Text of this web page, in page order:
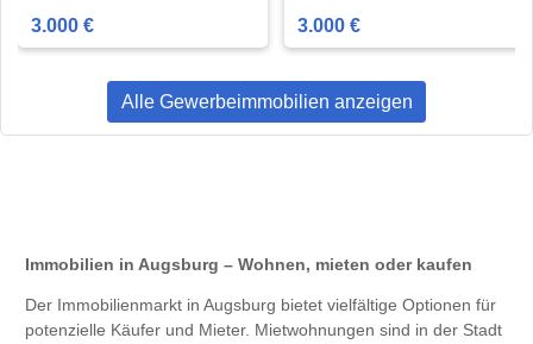
3.000 € 3.000 €
Alle Gewerbeimmobilien anzeigen
Immobilien in Augsburg – Wohnen, mieten oder kaufen
Der Immobilienmarkt in Augsburg bietet vielfältige Optionen für
potenzielle Käufer und Mieter. Mietwohnungen sind in der Stadt